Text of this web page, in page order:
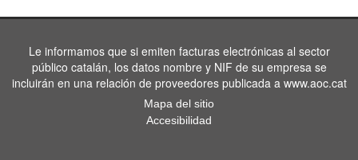
Le informamos que si emiten facturas electrónicas al sector
público catalán, los datos nombre y NIF de su empresa se
incluirán en una relación de proveedores publicada a www.aoc.cat
Mapa del sitio
Accesibilidad